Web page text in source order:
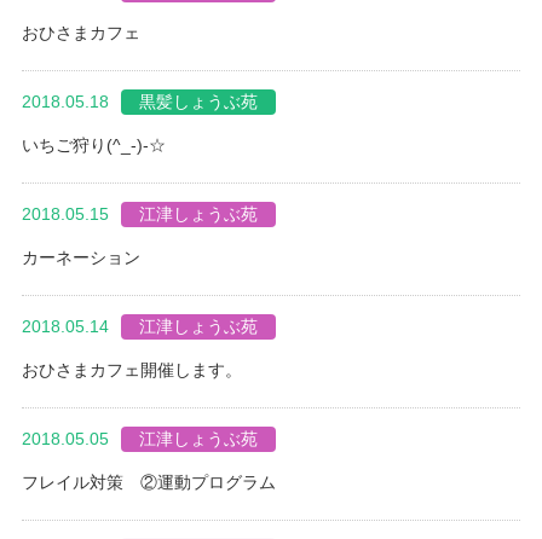
おひさまカフェ
2018.05.18 黒髪しょうぶ苑
いちご狩り(^_-)-☆
2018.05.15 江津しょうぶ苑
カーネーション
2018.05.14 江津しょうぶ苑
おひさまカフェ開催します。
2018.05.05 江津しょうぶ苑
フレイル対策 ②運動プログラム